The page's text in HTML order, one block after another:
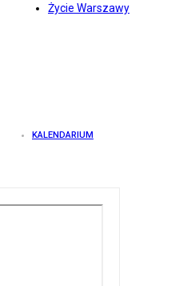
Życie Warszawy
KALENDARIUM